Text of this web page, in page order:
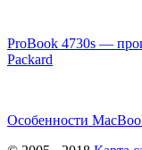
ProBook 4730s —
Packard
Особенности